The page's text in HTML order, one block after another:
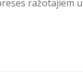
ražotajiem